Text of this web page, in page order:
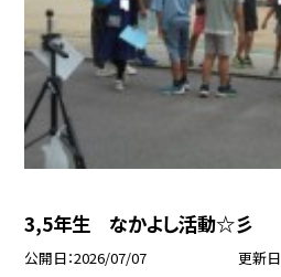
3,5年生 なかよし活動☆彡
公開日 2026/07/07 更新日